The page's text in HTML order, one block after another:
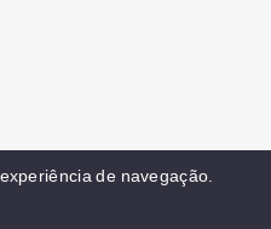
de navegação.